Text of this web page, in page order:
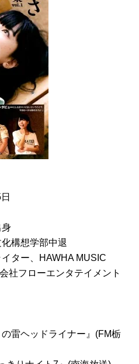
身
構想学部中退
ター、HAWHA MUSIC
社フローエンタテイメント
の雷ヘッドライナー』(FM栃